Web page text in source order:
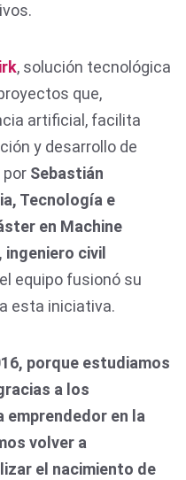
, solución tecnológica
que,
artificial, facilita
y desarrollo de
por Sebastián
Tecnología e
en Machine
ingeniero civil
el equipo fusionó su
esta iniciativa.
porque estudiamos
a los
en la
volver a
el nacimiento de